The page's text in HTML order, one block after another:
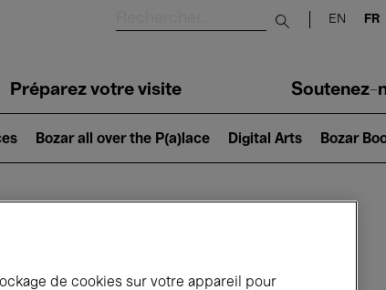
Submit search
EN FR
Préparez votre visite Soutenez-
Bozar all over the P(a)lace Digital Arts Bozar
à Bozar
de cookies sur votre appareil pour